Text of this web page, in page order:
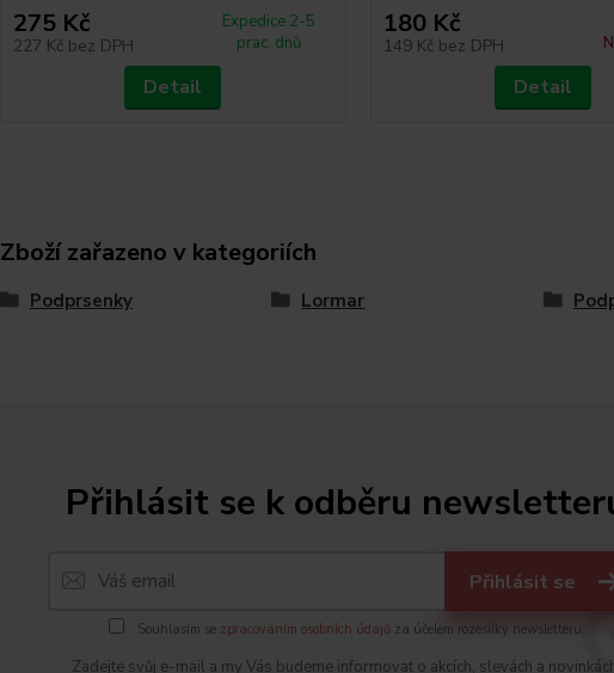
275 Kč
227 Kč bez DPH
Expedice 2-5
prac. dnů
Detail
180 Kč
149 Kč bez DPH
Detail
Zboží zařazeno v kategoriích
Podprsenky Lormar
Přihlásit se k odběru
Přihlásit se
Souhlasím se zpracováním osobních údajů za účelem rozesílky newsletteru.
Zadejte svůj e-mail a my Vás budeme informovat o akcích, slevách a